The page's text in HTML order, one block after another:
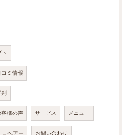
ト
ミ情報
客様の声 サービス メニュー
ロヘアー お問い合わせ